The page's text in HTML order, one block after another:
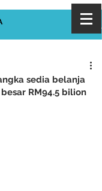
sedia belanja
RM94.5 bilion